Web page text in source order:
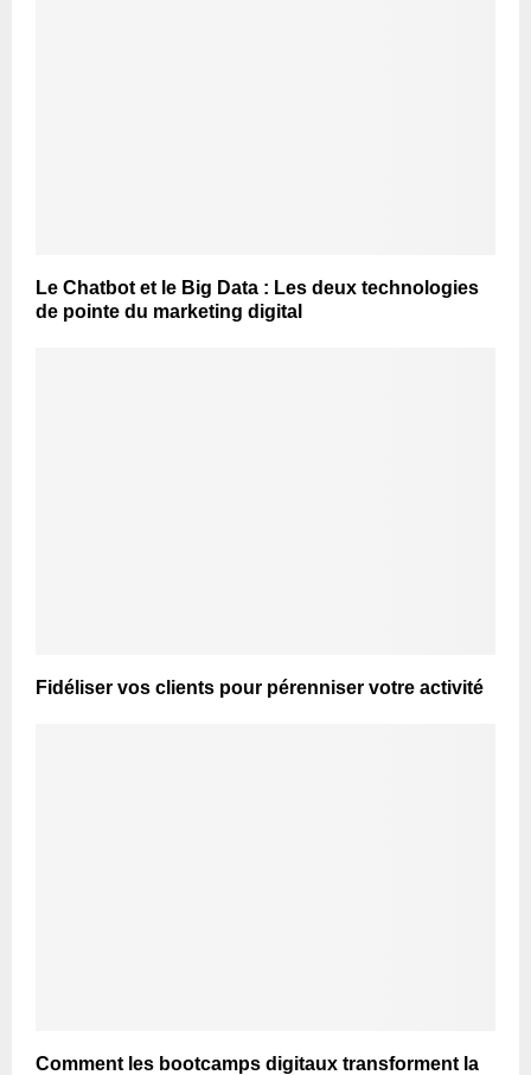
Le Chatbot et le Big Data : Les deux technologies
de pointe du marketing digital
Fidéliser vos clients pour pérenniser votre activité
Comment les bootcamps digitaux transforment la